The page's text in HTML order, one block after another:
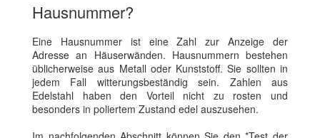
Hausnummer?
Eine Hausnummer ist eine Zahl zur Anzeige der
Adresse an Häuserwänden. Hausnummern bestehen
üblicherweise aus Metall oder Kunststoff. Sie sollten in
jedem Fall witterungsbeständig sein. Zahlen aus
Edelstahl haben den Vorteil nicht zu rosten und
besonders in poliertem Zustand edel auszusehen.